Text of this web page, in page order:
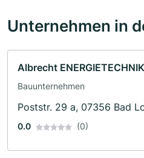
Unternehmen in
Albrecht
Bauunternehmen
Poststr. 29 a, 07356 Bad
0.0 (0)